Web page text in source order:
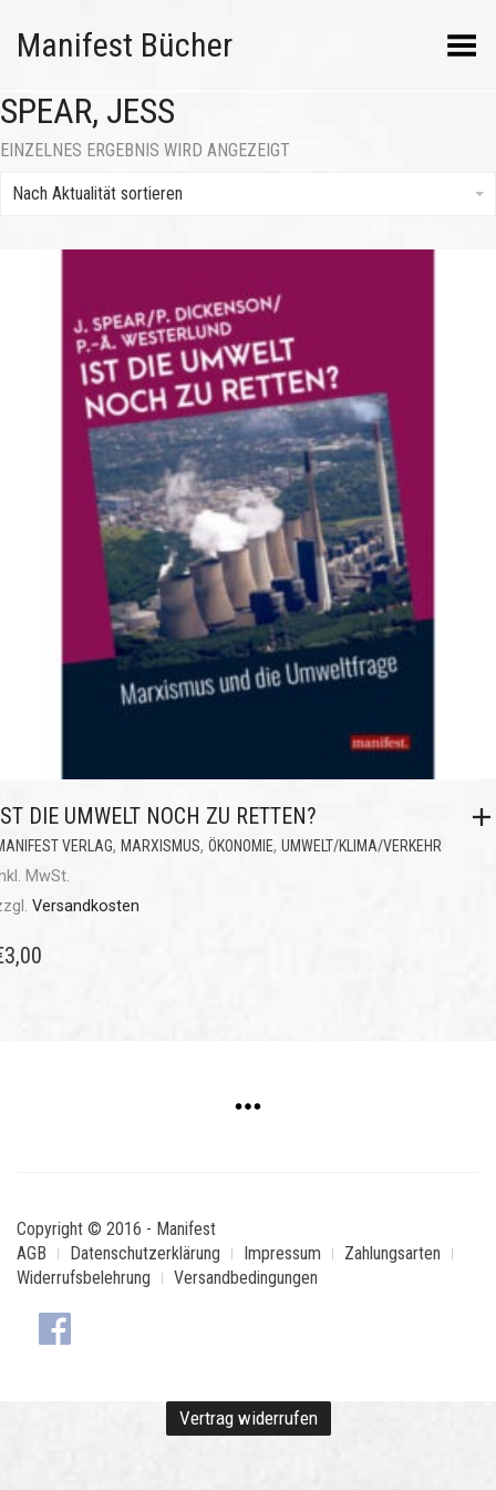
Manifest Bücher Menü umschalten
SPEAR, JESS
EINZELNES ERGEBNIS WIRD ANGEZEIGT
Nach Aktualität sortieren
DIE UMWELT NOCH ZU RETTEN?
VERLAG, MARXISMUS, ÖKONOMIE, UMWELT/KLIMA/VERKEHR
MwSt.
Versandkosten
3,00
Copyright © 2016 - Manifest
AGB
Datenschutzerklärung Impressum
Zahlungsarten
Widerrufsbelehrung
Versandbedingungen
Vertrag widerrufen